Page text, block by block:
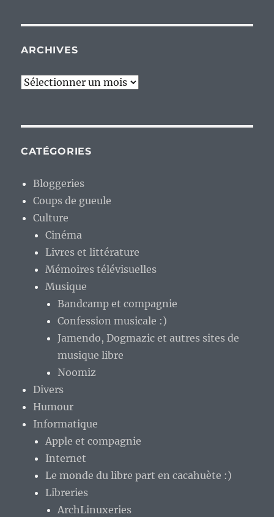
ARCHIVES
Archives
CATÉGORIES
Bloggeries
Coups de gueule
Culture
Cinéma
Livres et littérature
Mémoires télévisuelles
Musique
Bandcamp et compagnie
Confession musicale :)
Jamendo, Dogmazic et autres sites de
musique libre
Noomiz
Divers
Humour
Informatique
Apple et compagnie
Internet
Le monde du libre part en cacahuète :)
Libreries
ArchLinuxeries